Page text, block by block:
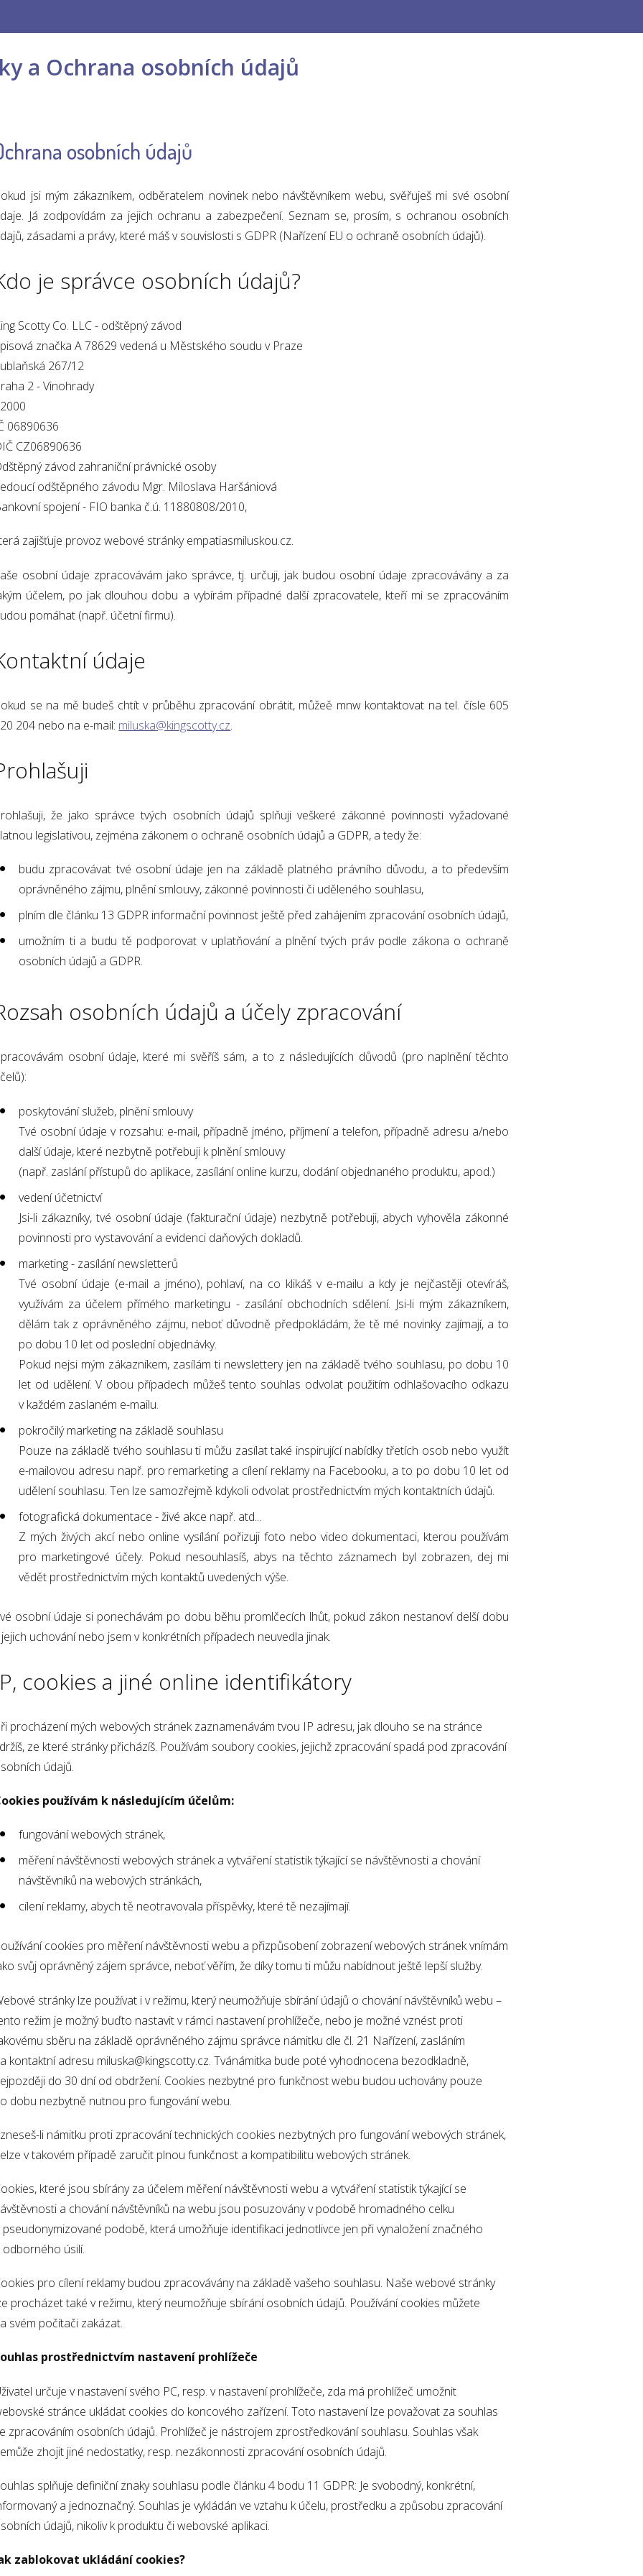
a Ochrana osobních údajů
osobních údajů
jsi mým zákazníkem, odběratelem novinek nebo návštěvníkem webu, svěřuješ mi své osobní
Já zodpovídám za jejich ochranu a zabezpečení. Seznam se, prosím, s ochranou osobních
zásadami a právy, které máš v souvislosti s GDPR (Nařízení EU o ochraně osobních údajů).
je správce osobních údajů?
Scotty Co. LLC - odštěpný závod
značka A 78629 vedená u Městského soudu v Praze
267/12
2 - Vinohrady
06890636
CZ06890636
závod zahraniční právnické osoby
odštěpného závodu Mgr. Miloslava Haršániová
spojení - FIO banka č.ú. 11880808/2010,
zajišťuje provoz webové stránky empatiasmiluskou.cz.
osobní údaje zpracovávám jako správce, tj. určuji, jak budou osobní údaje zpracovávány a za
účelem, po jak dlouhou dobu a vybírám případné další zpracovatele, kteří mi se zpracováním
pomáhat (např. účetní firmu).
údaje
se na mě budeš chtít v průběhu zpracování obrátit, můžeě mnw kontaktovat na tel. čísle 605
204 nebo na e-mail: miluska@kingscotty.cz.
že jako správce tvých osobních údajů splňuji veškeré zákonné povinnosti vyžadované
legislativou, zejména zákonem o ochraně osobních údajů a GDPR, a tedy že:
budu zpracovávat tvé osobní údaje jen na základě platného právního důvodu, a to především
oprávněného zájmu, plnění smlouvy, zákonné povinnosti či uděleného souhlasu,
plním dle článku 13 GDPR informační povinnost ještě před zahájením zpracování osobních údajů,
umožním ti a budu tě podporovat v uplatňování a plnění tvých práv podle zákona o ochraně
osobních údajů a GDPR.
osobních údajů a účely zpracování
osobní údaje, které mi svěříš sám, a to z následujících důvodů (pro naplnění těchto
poskytování služeb, plnění smlouvy
Tvé osobní údaje v rozsahu: e-mail, případně jméno, příjmení a telefon, případně adresu a/nebo
další údaje, které nezbytně potřebuji k plnění smlouvy
(např. zaslání přístupů do aplikace, zasílání online kurzu, dodání objednaného produktu, apod.)
vedení účetnictví
Jsi-li zákazníky, tvé osobní údaje (fakturační údaje) nezbytně potřebuji, abych vyhověla zákonné
povinnosti pro vystavování a evidenci daňových dokladů.
marketing - zasílání newsletterů
Tvé osobní údaje (e-mail a jméno), pohlaví, na co klikáš v e-mailu a kdy je nejčastěji otevíráš,
využívám za účelem přímého marketingu - zasílání obchodních sdělení. Jsi-li mým zákazníkem,
dělám tak z oprávněného zájmu, neboť důvodně předpokládám, že tě mé novinky zajímají, a to
po dobu 10 let od poslední objednávky.
Pokud nejsi mým zákazníkem, zasílám ti newslettery jen na základě tvého souhlasu, po dobu 10
let od udělení. V obou případech můžeš tento souhlas odvolat použitím odhlašovacího odkazu
v každém zaslaném e-mailu.
pokročilý marketing na základě souhlasu
Pouze na základě tvého souhlasu ti můžu zasílat také inspirující nabídky třetích osob nebo využít
e-mailovou adresu např. pro remarketing a cílení reklamy na Facebooku, a to po dobu 10 let od
udělení souhlasu. Ten lze samozřejmě kdykoli odvolat prostřednictvím mých kontaktních údajů.
fotografická dokumentace - živé akce např. atd...
Z mých živých akcí nebo online vysílání pořizuji foto nebo video dokumentaci, kterou používám
pro marketingové účely. Pokud nesouhlasíš, abys na těchto záznamech byl zobrazen, dej mi
vědět prostřednictvím mých kontaktů uvedených výše.
osobní údaje si ponechávám po dobu běhu promlčecích lhůt, pokud zákon nestanoví delší dobu
uchování nebo jsem v konkrétních případech neuvedla jinak.
cookies a jiné online identifikátory
procházení mých webových stránek zaznamenávám tvou IP adresu, jak dlouho se na stránce
ze které stránky přicházíš. Používám soubory cookies, jejichž zpracování spadá pod zpracování
údajů.
používám k následujícím účelům:
fungování webových stránek,
měření návštěvnosti webových stránek a vytváření statistik týkající se návštěvnosti a chování
návštěvníků na webových stránkách,
cílení reklamy, abych tě neotravovala příspěvky, které tě nezajímají.
cookies pro měření návštěvnosti webu a přizpůsobení zobrazení webových stránek vnímám
svůj oprávněný zájem správce, neboť věřím, že díky tomu ti můžu nabídnout ještě lepší služby.
stránky lze používat i v režimu, který neumožňuje sbírání údajů o chování návštěvníků webu –
režim je možný buďto nastavit v rámci nastavení prohlížeče, nebo je možné vznést proti
sběru na základě oprávněného zájmu správce námitku dle čl. 21 Nařízení, zasláním
kontaktní adresu miluska@kingscotty.cz. Tvánámitka bude poté vyhodnocena bezodkladně,
do 30 dní od obdržení. Cookies nezbytné pro funkčnost webu budou uchovány pouze
dobu nezbytně nutnou pro fungování webu.
li námitku proti zpracování technických cookies nezbytných pro fungování webových stránek,
v takovém případě zaručit plnou funkčnost a kompatibilitu webových stránek.
které jsou sbírány za účelem měření návštěvnosti webu a vytváření statistik týkající se
a chování návštěvníků na webu jsou posuzovány v podobě hromadného celku
pseudonymizované podobě, která umožňuje identifikaci jednotlivce jen při vynaložení značného
odborného úsilí.
pro cílení reklamy budou zpracovávány na základě vašeho souhlasu. Naše webové stránky
procházet také v režimu, který neumožňuje sbírání osobních údajů. Používání cookies můžete
svém počítači zakázat.
prostřednictvím nastavení prohlížeče
určuje v nastavení svého PC, resp. v nastavení prohlížeče, zda má prohlížeč umožnit
stránce ukládat cookies do koncového zařízení. Toto nastavení lze považovat za souhlas
zpracováním osobních údajů. Prohlížeč je nástrojem zprostředkování souhlasu. Souhlas však
zhojit jiné nedostatky, resp. nezákonnosti zpracování osobních údajů.
splňuje definiční znaky souhlasu podle článku 4 bodu 11 GDPR: Je svobodný, konkrétní,
a jednoznačný. Souhlas je vykládán ve vztahu k účelu, prostředku a způsobu zpracování
údajů, nikoliv k produktu či webovské aplikaci.
zablokovat ukládání cookies?